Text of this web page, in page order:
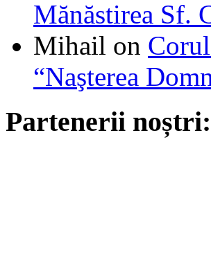
Mănăstirea Sf.
Mihail on
“Naşterea
Partenerii noștri: